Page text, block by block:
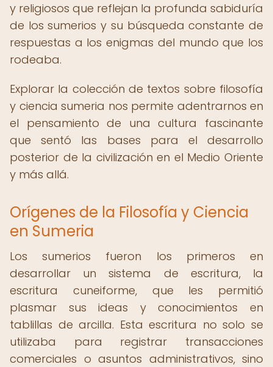
y religiosos que reflejan la profunda sabiduría
de los sumerios y su búsqueda constante de
respuestas a los enigmas del mundo que los
rodeaba.
Explorar la colección de textos sobre filosofía
y ciencia sumeria nos permite adentrarnos en
el pensamiento de una cultura fascinante
que sentó las bases para el desarrollo
posterior de la civilización en el Medio Oriente
y más allá.
Orígenes de la Filosofía y Ciencia
en Sumeria
Los sumerios fueron los primeros en
desarrollar un sistema de escritura, la
escritura cuneiforme, que les permitió
plasmar sus ideas y conocimientos en
tablillas de arcilla. Esta escritura no solo se
utilizaba para registrar transacciones
comerciales o asuntos administrativos, sino